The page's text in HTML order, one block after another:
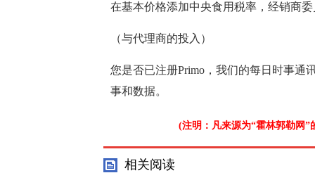
在基本价格添加中央食用税率，经销商
（与代理商的投入）
您是否已注册Primo，我们的每日时事通
事和数据。
(注明：凡来源为“霍林郭勒网
相关阅读